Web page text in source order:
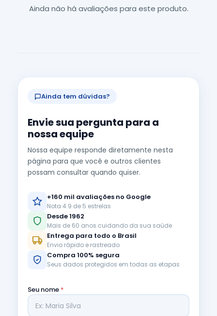
Ainda não há avaliações para este produto.
Ainda tem dúvidas?
Envie sua pergunta para a
nossa equipe
Nossa equipe responde diretamente nesta
página para que você e outros clientes
possam consultar quando quiser.
+160 mil avaliações no Google
Nota 4.9 de 5 estrelas
Desde 1962
Mais de 60 anos cuidando da sua saúde
Entrega para todo o Brasil
Envio rápido e rastreado
Compra 100% segura
Seus dados protegidos em todas as etapas
Seu nome *